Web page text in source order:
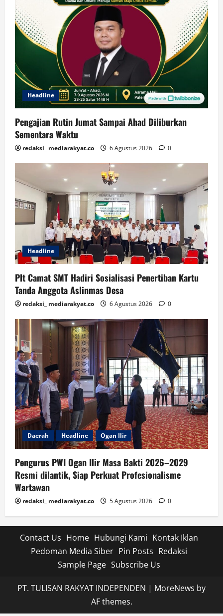
Headline
Pengajian Rutin Jumat Sampai Ahad Diliburkan
Sementara Waktu
redaksi_ mediarakyat.co 6 Agustus 2026 0
Headline
Plt Camat SMT Hadiri Sosialisasi Penertiban Kartu
Tanda Anggota Aslinmas Desa
redaksi_ mediarakyat.co 6 Agustus 2026 0
Daerah Headline Ogan Ilir
Pengurus PWI Ogan Ilir Masa Bakti 2026–2029
Resmi dilantik, Siap Perkuat Profesionalisme
Wartawan
redaksi_ mediarakyat.co 5 Agustus 2026 0
Contact Us Home Hubungi Kami Kontak Iklan
Pedoman Media Siber Pin Posts Redaksi
Sample Page Subscribe Us
PT. TULISAN RAKYAT INDEPENDEN | MoreNews by
AF themes.